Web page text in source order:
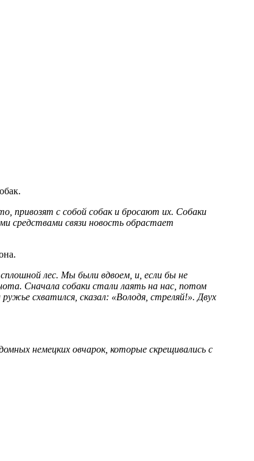
привозят с собой собак и бросают их. Собаки
средствами связи новость обрастает
лес. Мы были вдвоем, и, если бы не
Сначала собаки стали лаять на нас, потом
схватился, сказал: «Володя, стреляй!». Двух
немецких овчарок, которые скрещивались с